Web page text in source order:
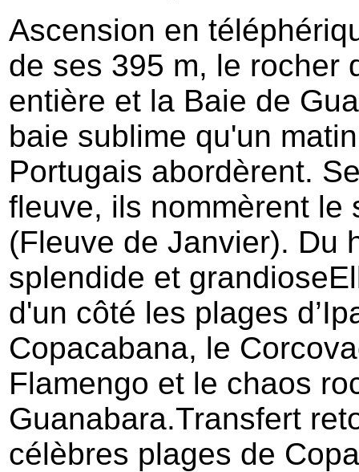
Ascension en
de ses 395 m, le rocher
entière et la Baie de
baie sublime qu'un
Portugais abordèrent.
fleuve, ils nommèrent le
(Fleuve de Janvier). Du
splendide et
d'un côté les plages
Copacabana, le
Flamengo et le chaos
Guanabara.Transfert
célèbres plages de